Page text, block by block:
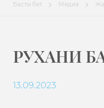
Басты бет Медиа
РУХАНИ
13.09.2023